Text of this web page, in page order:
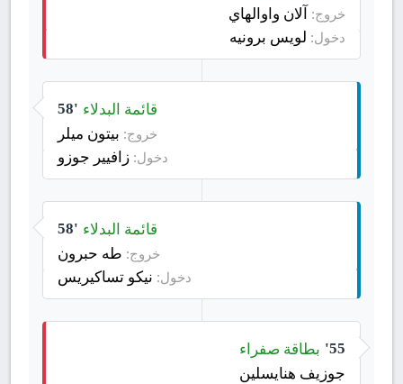
خروج: آلان واوالهاي
دخول: لويس برونيه
58' قائمة البدلاء
خروج: بيتون ميلر
دخول: زافيير جوزو
58' قائمة البدلاء
خروج: طه حبرون
دخول: نيكو تساكيريس
55' بطاقة صفراء
جوزيف هنايسلين